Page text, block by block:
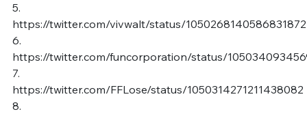
5.
https://twitter.com/vivwalt/status/1050268140586831872
6.
https://twitter.com/funcorporation/status/
7.
https://twitter.com/FFLose/status/1050314271211438082
8.